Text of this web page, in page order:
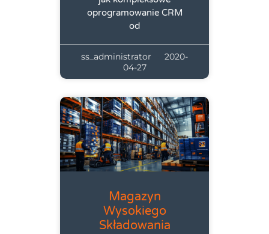
oprogramowanie CRM
od
ss_administrator
2020-
04-27
Magazyn
Wysokiego
Składowania